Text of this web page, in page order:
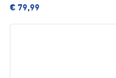
€ 79,99